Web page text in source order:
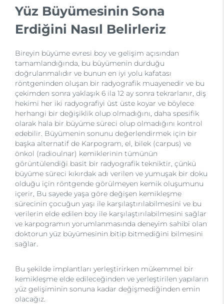
Yüz Büyümesinin Sona
Erdiğini Nasıl Belirleriz
Bireyin büyüme evresi boy ve gelişim açısından
tamamlandığında, bu büyümenin durduğu
doğrulanmalıdır ve bunun en iyi yolu kafatası
röntgeninden oluşan bir radyografik muayenedir ve bu
çekimden sonra yaklaşık 6 ila 12 ay sonra tekrarlanır, diş
hekimi her iki radyografiyi üst üste koyar ve böylece
herhangi bir değişiklik olup olmadığını, daha spesifik
olarak hala bir büyüme süreci olup olmadığını kontrol
edebilir. Büyümenin sonunu değerlendirmek için bir
başka alternatif de Karpogram, el, bilek (carpus) ve
önkol (radioulnar) kemiklerinin tümünün
görüntülendiği basit bir radyografik tekniktir, çünkü
büyüme süreci kıkırdak adı verilen ve yumuşak bir doku
olduğu için röntgende görülmeyen kemik oluşumunu
içerir, Bu sayede yaşa göre değişen kemikleşme
sürecinin çocuğun yaşı ile karşılaştırılabilmesini ve bu
verilerin elde edilen boy ile karşılaştırılabilmesini sağlar
ve karpogramın yorumlanmasında deneyim sahibi olan
doktorun yüz büyümesinin bitip bitmediğini bilmesini
sağlar.
Bu şekilde implantları yerleştirirken mükemmel bir
kemikleşme elde edileceğinden ve yerleştirilen yapıların
yüz gelişiminin sonuna kadar değişmediğinden emin
olacağız.